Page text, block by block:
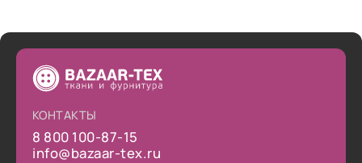
КОНТАКТЫ
8 800 100-87-15
info@bazaar-tex.ru